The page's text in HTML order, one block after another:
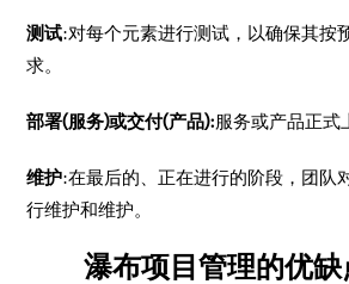
测试:对每个元素进行测试，以确保其按
求。
部署(服务)或交付(产品):服务或产品正式
维护:在最后的、正在进行的阶段，团队
行维护和维护。
瀑布项目管理的优缺